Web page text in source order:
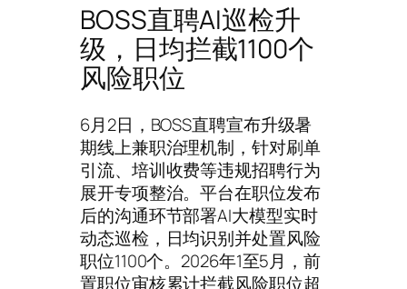
BOSS直聘AI巡检升
级，日均拦截1100个
风险职位
6月2日，BOSS直聘宣布升级暑
期线上兼职治理机制，针对刷单
引流、培训收费等违规招聘行为
展开专项整治。平台在职位发布
后的沟通环节部署AI大模型实时
动态巡检，日均识别并处置风险
职位1100个。2026年1至5月，前
置职位审核累计拦截风险职位超